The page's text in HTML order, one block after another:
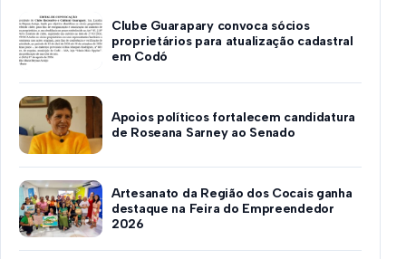
Clube Guarapary convoca sócios
proprietários para atualização cadastral
em Codó
Apoios políticos fortalecem candidatura
de Roseana Sarney ao Senado
Artesanato da Região dos Cocais ganha
destaque na Feira do Empreendedor
2026